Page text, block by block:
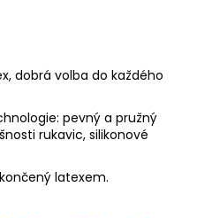
dobrá volba do každého
pevný a pružný
rukavic, silikonové
latexem.